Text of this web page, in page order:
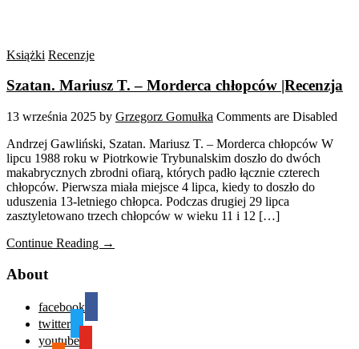
Książki Recenzje
Szatan. Mariusz T. – Morderca chłopców |Recenzja
13 września 2025 by Grzegorz Gomułka Comments are Disabled
Andrzej Gawliński, Szatan. Mariusz T. – Morderca chłopców W
lipcu 1988 roku w Piotrkowie Trybunalskim doszło do dwóch
makabrycznych zbrodni ofiarą, których padło łącznie czterech
chłopców. Pierwsza miała miejsce 4 lipca, kiedy to doszło do
uduszenia 13-letniego chłopca. Podczas drugiej 29 lipca
zasztyletowano trzech chłopców w wieku 11 i 12 […]
Continue Reading →
About
facebook
twitter
youtube